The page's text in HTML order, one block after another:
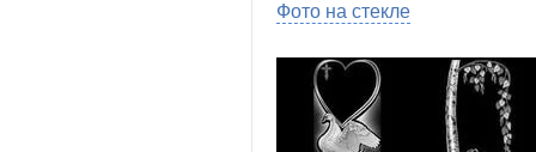
Фото на стекле